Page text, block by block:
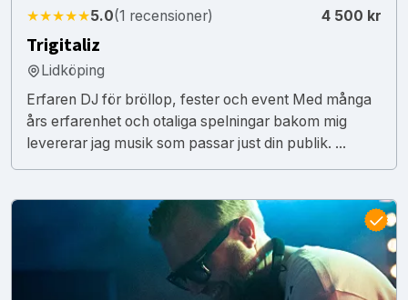
★★★★★5.0(1 recensioner) 4 500 kr
Trigitaliz
Lidköping
Erfaren DJ för bröllop, fester och event Med många
års erfarenhet och otaliga spelningar bakom mig
levererar jag musik som passar just din publik. ...